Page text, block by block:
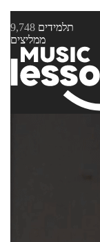
9,748 תלמידים
ממליצים